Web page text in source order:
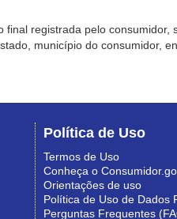
registrada pelo consumidor,
município do consumidor,
Política de Uso
Termos de Uso
Conheça o
Orientações de uso
Política de Uso de Dados
Perguntas Frequentes